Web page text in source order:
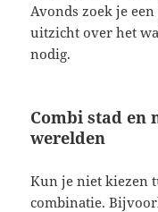
Avonds zoek je
uitzicht over het
nodig.
Combi stad en
werelden
Kun je niet kiezen
combinatie.